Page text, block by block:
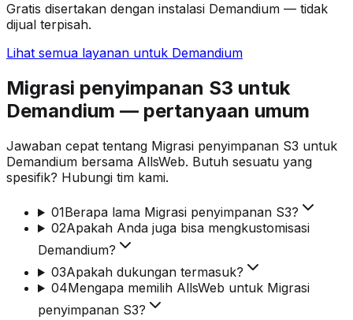
Gratis disertakan dengan instalasi Demandium — tidak
dijual terpisah.
Lihat semua layanan untuk Demandium
Migrasi penyimpanan S3 untuk
Demandium — pertanyaan umum
Jawaban cepat tentang Migrasi penyimpanan S3 untuk
Demandium bersama AllsWeb. Butuh sesuatu yang
spesifik? Hubungi tim kami.
01Berapa lama Migrasi penyimpanan S3?
02Apakah Anda juga bisa mengkustomisasi
Demandium?
03Apakah dukungan termasuk?
04Mengapa memilih AllsWeb untuk Migrasi
penyimpanan S3?